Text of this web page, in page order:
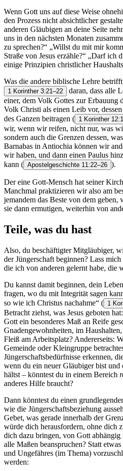
Wenn Gott uns auf diese Weise
den Prozess nicht absichtlicher
anderen Gläubigen an deine Seite
uns in den nächsten Monaten
zu sprechen?“ „Willst du mit mir
Straße von Jesus erzähle?“ „Darf ich
einige Prinzipien christlicher
Was die andere biblische Lehre
1 Korinther 3:21–22
daran, dass alle
einer, dem Volk Gottes zur Erbauung
Volk Christi als einen Leib vor,
des Ganzen beitragen ( 1 Korinther
wir, wenn wir reifen, nicht nur, was
sondern auch die Grenzen dessen,
Barnabas in Antiochia können wir
wir haben, und dann einen Paulus
kann ( Apostelgeschichte 11:22–26 ).
Der eine Gott-Mensch hat seiner
Manchmal praktizieren wir also am
jemandem das Beste von dem
sie dann ermutigen, weiterhin von
Teile, was du hast
Also, du beschäftigter Mitgläubiger,
der Jüngerschaft beginnen? Lass
die ich von anderen gelernt habe, die
Du kannst damit beginnen, dein
fragen, wo du mit Integrität sagen
so wie ich Christus nachahme“ ( 1
Betracht ziehst, was Jesus geboten
Gott ein besonderes Maß an Reife
Gnadengewohnheiten, im
Fleiß am Arbeitsplatz? Andererseits:
Gemeinde oder Kleingruppe
Jüngerschaftsbedürfnisse erkennen,
wenn du ein neuer Gläubiger bist
hältst – könntest du in einem Bereich
anderes Hilfe braucht?
Dann könntest du einen
wie die Jüngerschaftsbeziehung
Gebet, was gerade innerhalb der
würde dich herausfordern, ohne dich
dich dazu bringen, von Gott
alle Maßen beanspruchen? Statt
und Ungefähres (im Thema)
werden: